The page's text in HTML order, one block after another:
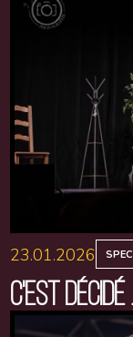
23.01.2026
C'EST